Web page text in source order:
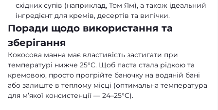
східних супів (наприклад, Том Ям), а також ідеальний
інгредієнт для кремів, десертів та випічки.
Поради щодо використання та
зберігання
Кокосова манна має властивість застигати при
температурі нижче 25°C. Щоб паста стала рідкою та
кремовою, просто прогрійте баночку на водяній бані
або залиште в теплому місці (оптимальна температура
для м’якої консистенції — 24–25°C).